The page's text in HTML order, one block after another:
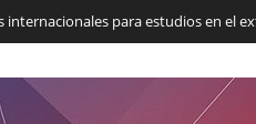
internacionales para estudios en el